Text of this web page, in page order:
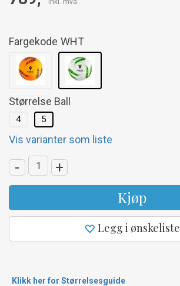
Inkl. mva
Fargekode WHT
Størrelse Ball
4 5
Vis varianter som liste
- +
Kjøp
Legg i ønskeliste
Klikk her for Størrelsesguide